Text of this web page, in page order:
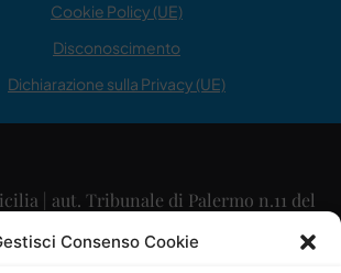
Consenso Cookie
Cookie Policy (UE)
Disconoscimento
Dichiarazione sulla Privacy (UE)
| aut. Tribunale di Palermo n.11 del
29/09/2015